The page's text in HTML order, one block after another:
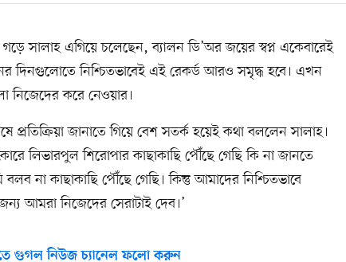
সালাহ এগিয়ে চলেছেন, ব্যালন ডি’অর জয়ের স্বপ্ন একেবারেই
দিনগুলোতে নিশ্চিতভাবেই এই রেকর্ড আরও সমৃদ্ধ হবে। এখন
করে নেওয়ার।
প্রতিক্রিয়া জানাতে গিয়ে বেশ সতর্ক হয়েই কথা বললেন সালাহ।
লিভারপুল শিরোপার কাছাকাছি পৌঁছে গেছি কি না জানতে
না কাছাকাছি পৌঁছে গেছি। কিন্তু আমাদের নিশ্চিতভাবে
আমরা নিজেদের সেরাটাই দেব।’
গুগল নিউজ চ্যানেল ফলো করুন